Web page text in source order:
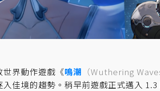
界動作遊戲《鳴潮 （Wuthering
佳境的趨勢。稍早前遊戲正式邁入